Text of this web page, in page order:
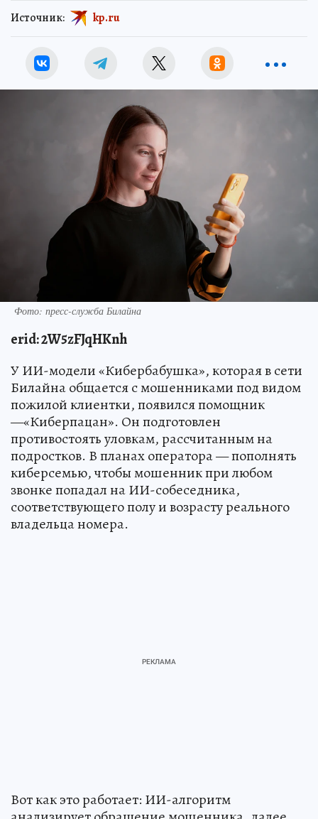
Источник: kp.ru
Фото: пресс-служба Билайна
erid: 2W5zFJqHKnh
У ИИ-модели «Кибербабушка», которая в сети
Билайна общается с мошенниками под видом
пожилой клиентки, появился помощник
—«Киберпацан». Он подготовлен
противостоять уловкам, рассчитанным на
подростков. В планах оператора — пополнять
киберсемью, чтобы мошенник при любом
звонке попадал на ИИ-собеседника,
соответствующего полу и возрасту реального
владельца номера.
Вот как это работает: ИИ-алгоритм